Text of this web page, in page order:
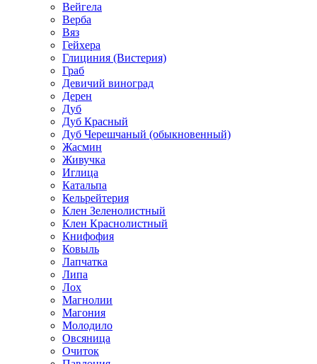
Вейгела
Верба
Вяз
Гейхера
Глициния (Вистерия)
Граб
Девичий виноград
Дерен
Дуб
Дуб Красный
Дуб Черешчаный (обыкновенный)
Жасмин
Живучка
Иглица
Катальпа
Кельрейтерия
Клен Зеленолистный
Клен Краснолистный
Книфофия
Ковыль
Лапчатка
Липа
Лох
Магнолии
Магония
Молодило
Овсяница
Очиток